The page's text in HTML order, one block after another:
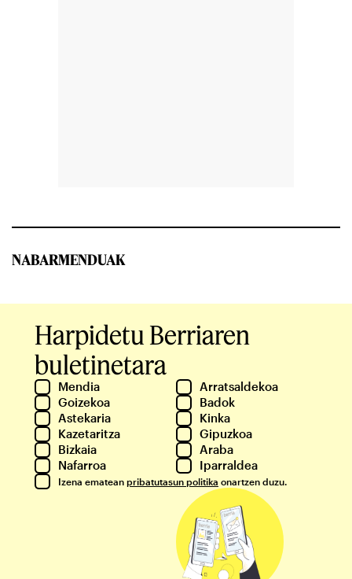
NABARMENDUAK
Harpidetu Berriaren
buletinetara
Mendia
Arratsaldekoa
Goizekoa
Badok
Astekaria
Kinka
Kazetaritza
Gipuzkoa
Bizkaia
Araba
Nafarroa
Iparraldea
Izena ematean pribatutasun politika onartzen duzu.